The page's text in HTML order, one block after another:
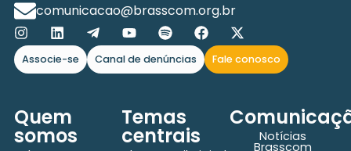
comunicacao@brasscom.org.br
Associe-se Canal de denúncias Fale conosco
Quem
somos
Temas
centrais Notícias
Brasscom